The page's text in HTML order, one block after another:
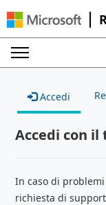
Accedi
Accedi con il
In caso di
richiesta di